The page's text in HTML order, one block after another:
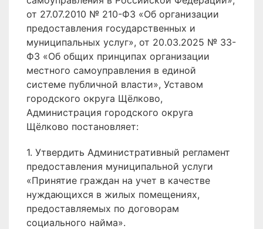
от 27.07.2010 № 210-ФЗ «Об организации
предоставления государственных и
муниципальных услуг», от 20.03.2025 № 33-
ФЗ «Об общих принципах организации
местного самоуправления в единой
системе публичной власти», Уставом
городского округа Щёлково,
Администрация городского округа
Щёлково постановляет:
1. Утвердить Административный регламент
предоставления муниципальной услуги
«Принятие граждан на учет в качестве
нуждающихся в жилых помещениях,
предоставляемых по договорам
социального найма».